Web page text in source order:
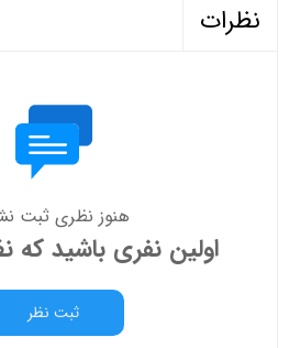
نظرات
هنوز نظری ثبت
اولین نفری باشید
ثبت نظر